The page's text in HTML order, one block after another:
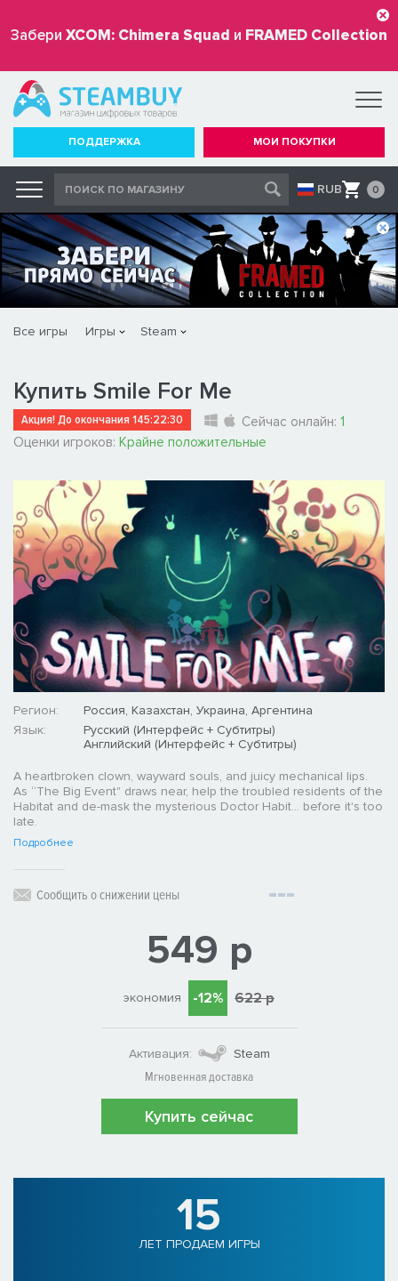
Забери XCOM: Chimera Squad и FRAMED Collection
бесплатно
ПОДДЕРЖКА МОИ ПОКУПКИ
RUB 0
Все игры Игры Steam
Купить Smile For Me
Акция! До окончания145:22:29 Сейчас онлайн:1
Оценки игроков: Крайне положительные
Регион:
Россия, Казахстан, Украина, Аргентина
Язык:
Русский (Интерфейс + Субтитры)
Английский (Интерфейс + Субтитры)
A heartbroken clown, wayward souls, and juicy mechanical lips.
As “The Big Event" draws near, help the troubled residents of the
Habitat and de-mask the mysterious Doctor Habit... before it's too
late.
Подробнее
Сообщить о снижении цены
549 р
экономия -12% 622 р
Активация:
Steam
Мгновенная доставка
Купить сейчас
15
ЛЕТ ПРОДАЕМ ИГРЫ